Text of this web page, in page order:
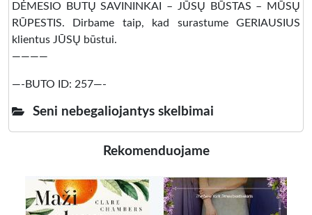
DĖMESIO BUTŲ SAVININKAI – JŪSŲ BŪSTAS – MŪSŲ
RŪPESTIS. Dirbame taip, kad surastume GERIAUSIUS
klientus JŪSŲ būstui.
————
—-BUTO ID: 257—-
Seni nebegaliojantys skelbimai
Rekomenduojame